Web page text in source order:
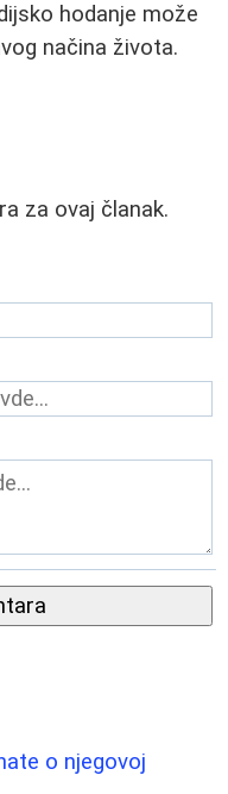
hodanje može
načina života.
za ovaj članak.
o njegovoj